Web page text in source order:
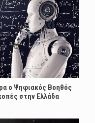
ο Ψηφιακός Βοηθός
στην Ελλάδα